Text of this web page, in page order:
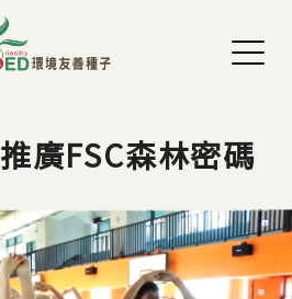
to Navigation
to Main content
廣FSC森林密碼